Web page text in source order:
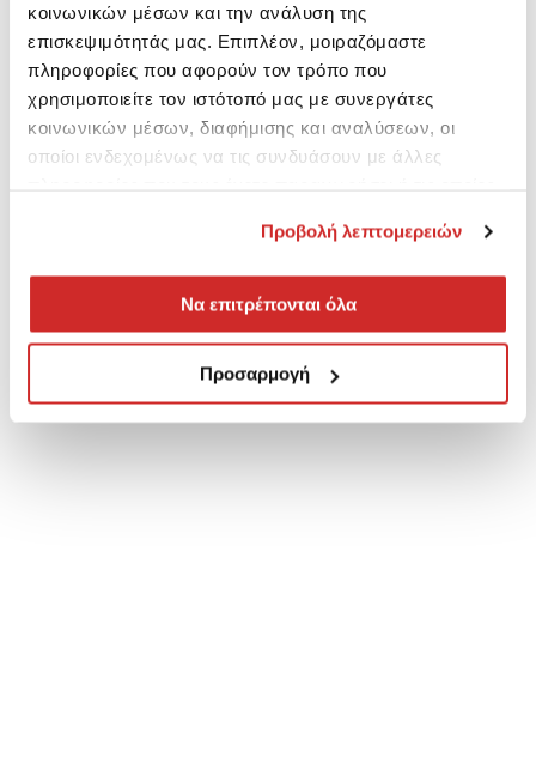
κοινωνικών μέσων και την ανάλυση της
επισκεψιμότητάς μας. Επιπλέον, μοιραζόμαστε
πληροφορίες που αφορούν τον τρόπο που
χρησιμοποιείτε τον ιστότοπό μας με συνεργάτες
κοινωνικών μέσων, διαφήμισης και αναλύσεων, οι
οποίοι ενδεχομένως να τις συνδυάσουν με άλλες
Προβολή λεπτομερειών
Να επιτρέπονται όλα
Προσαρμογή